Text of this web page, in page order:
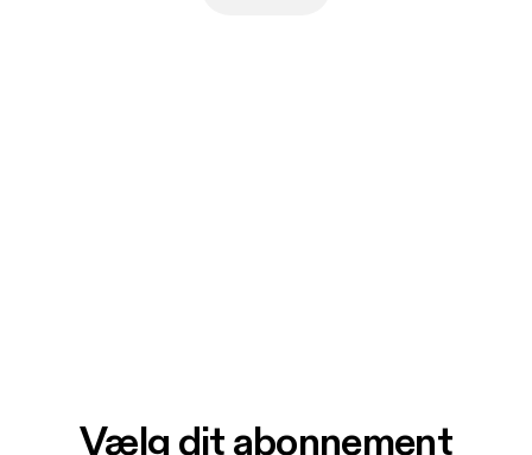
Vælg dit abonnement